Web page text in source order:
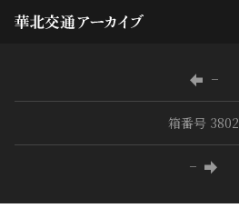
−
箱番号 3802
−